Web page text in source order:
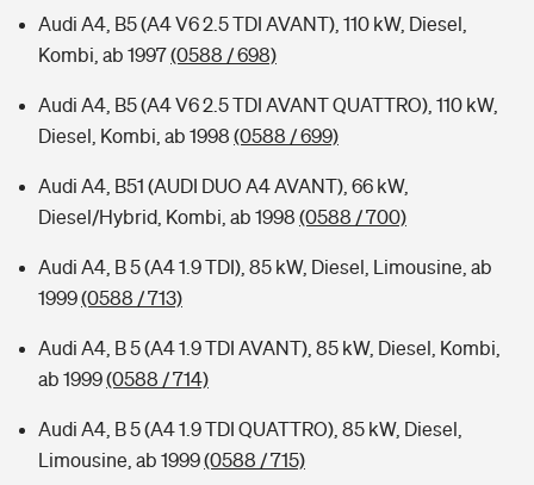
Audi A4, B5 (A4 V6 2.5 TDI AVANT), 110 kW, Diesel,
Kombi, ab 1997(0588 / 698)
Audi A4, B5 (A4 V6 2.5 TDI AVANT QUATTRO), 110 kW,
Diesel, Kombi, ab 1998 (0588 / 699)
Audi A4, B51 (AUDI DUO A4 AVANT), 66 kW,
Diesel/Hybrid, Kombi, ab 1998 (0588 / 700)
Audi A4, B 5 (A4 1.9 TDI), 85 kW, Diesel, Limousine, ab
1999(0588 / 713)
Audi A4, B 5 (A4 1.9 TDI AVANT), 85 kW, Diesel, Kombi,
ab 1999(0588 / 714)
Audi A4, B 5 (A4 1.9 TDI QUATTRO), 85 kW, Diesel,
Limousine, ab 1999(0588 / 715)